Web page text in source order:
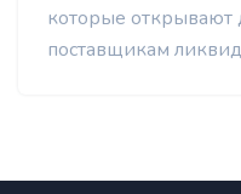
которые открывают
поставщикам